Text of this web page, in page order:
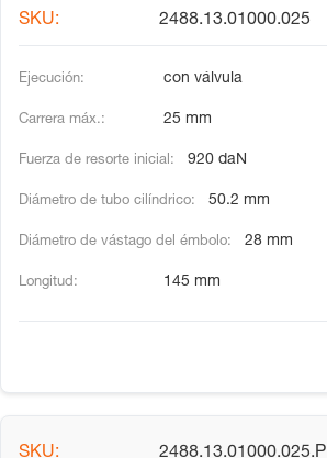
2488.13.01000.025
con válvula
25 mm
920 daN
50.2 mm
28 mm
145 mm
2488.13.01000.025.P